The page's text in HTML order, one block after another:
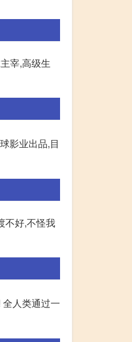
宰,高级生
影业出品,目
不好,不怪我
人类通过一